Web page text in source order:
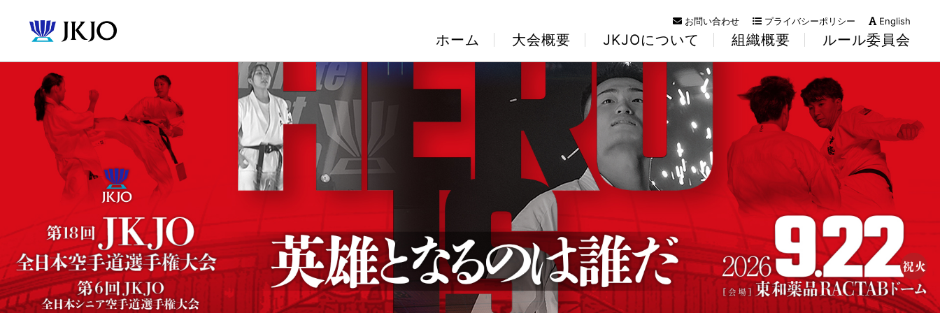
お問い合わせ プライバシーポリシー English
ホーム 大会概要 JKJOについて 組織概要 ルール委員会